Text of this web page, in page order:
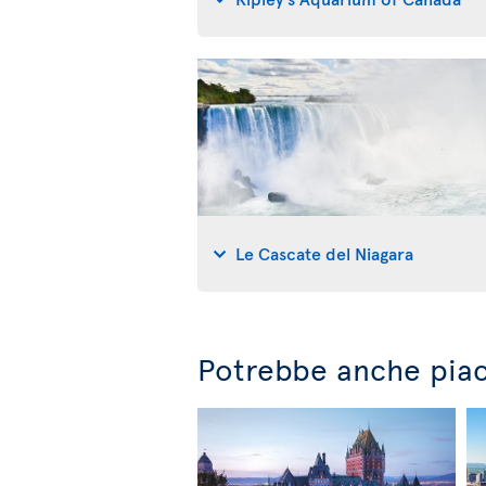
Le Cascate del Niagara
Potrebbe anche